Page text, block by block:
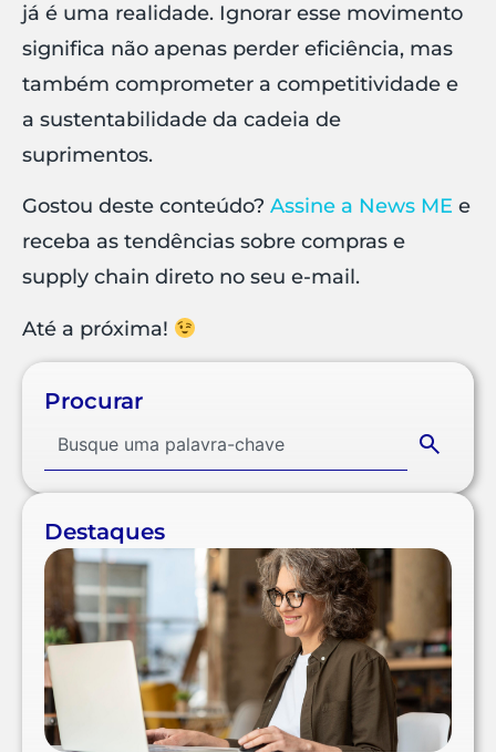
já é uma realidade. Ignorar esse movimento
significa não apenas perder eficiência, mas
também comprometer a competitividade e
a sustentabilidade da cadeia de
suprimentos.
Gostou deste conteúdo? Assine a News ME e
receba as tendências sobre compras e
supply chain direto no seu e-mail.
Até a próxima!
Procurar
Destaques